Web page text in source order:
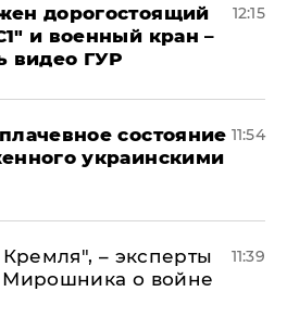
дорогостоящий
и военный кран –
видео ГУР
12:15
состояние
украинскими
11:54
Кремля", – эксперты
Мирошника о войне
11:39